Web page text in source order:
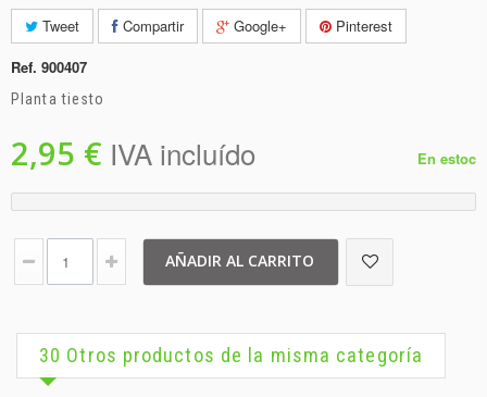
Tweet Compartir Google+
Pinterest
Ref. 900407
Planta tiesto
2,95 € IVA incluído En estoc
AÑADIR AL CARRITO
30 Otros productos de la misma categoría